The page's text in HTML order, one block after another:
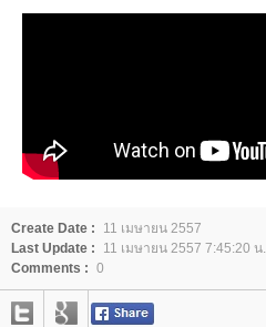
Create Date :
11 เมษายน 2557
Last Update :
11 เมษายน 2557 7:45:20 น.
Comments : 0